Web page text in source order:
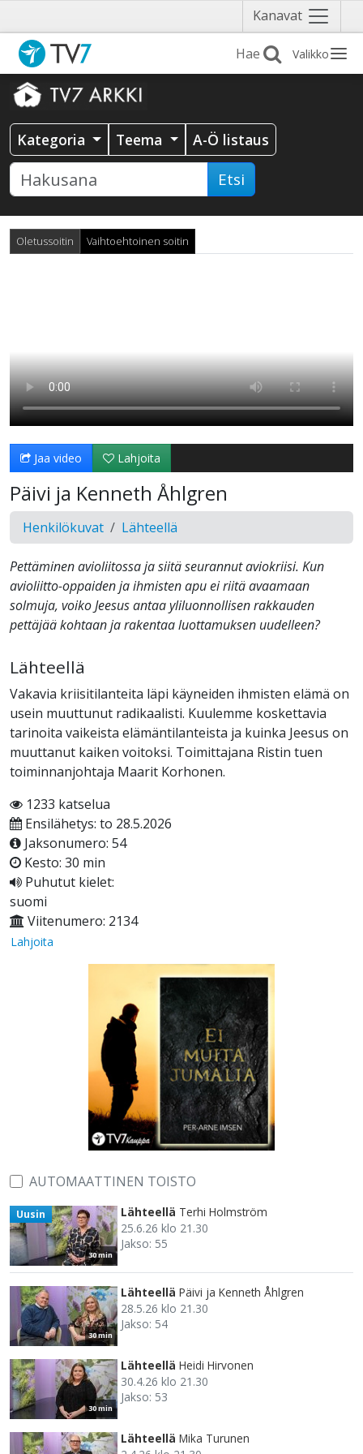
Kanavat Näytä
valikko
Valikko
Kategoria Teema A-Ö listaus
Etsi
Oletussoitin Vaihtoehtoinen soitin
Jaa video Lahjoita
Päivi ja Kenneth Åhlgren
Henkilökuvat Lähteellä
Pettäminen avioliitossa ja siitä seurannut aviokriisi. Kun
avioliitto-oppaiden ja ihmisten apu ei riitä avaamaan
solmuja, voiko Jeesus antaa yliluonnollisen rakkauden
pettäjää kohtaan ja rakentaa luottamuksen uudelleen?
Lähteellä
Vakavia kriisitilanteita läpi käyneiden ihmisten elämä on
usein muuttunut radikaalisti. Kuulemme koskettavia
tarinoita vaikeista elämäntilanteista ja kuinka Jeesus on
muuttanut kaiken voitoksi. Toimittajana Ristin tuen
toiminnanjohtaja Maarit Korhonen.
1233 katselua
Ensilähetys: to 28.5.2026
Jaksonumero: 54
Kesto: 30 min
Puhutut kielet:
suomi
Viitenumero: 2134
Lahjoita
AUTOMAATTINEN TOISTO
30 min
Uusin Lähteellä Terhi Holmström
25.6.26 klo 21.30
Jakso: 55
30 min
Lähteellä Päivi ja Kenneth Åhlgren
28.5.26 klo 21.30
Jakso: 54
30 min
Lähteellä Heidi Hirvonen
30.4.26 klo 21.30
Jakso: 53
Lähteellä Mika Turunen